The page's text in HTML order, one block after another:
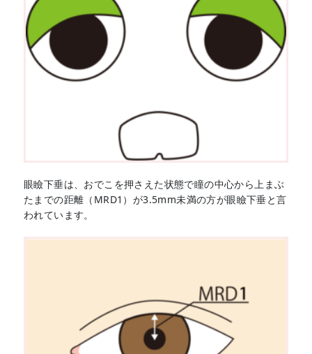
眼瞼下垂は、おでこを押さえた状態で瞳の中心から上まぶ
たまでの距離（MRD1）が3.5mm未満の方が眼瞼下垂と言
われています。